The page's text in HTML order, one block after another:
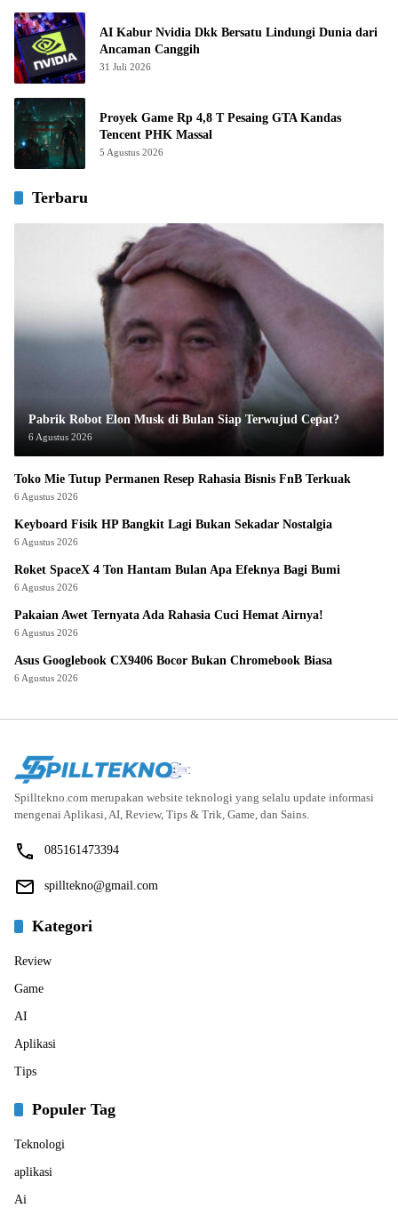
AI Kabur Nvidia Dkk Bersatu Lindungi Dunia dari
Ancaman Canggih
31 Juli 2026
Proyek Game Rp 4,8 T Pesaing GTA Kandas
Tencent PHK Massal
5 Agustus 2026
Terbaru
Pabrik Robot Elon Musk di Bulan Siap Terwujud Cepat?
6 Agustus 2026
Toko Mie Tutup Permanen Resep Rahasia Bisnis FnB Terkuak
6 Agustus 2026
Keyboard Fisik HP Bangkit Lagi Bukan Sekadar Nostalgia
6 Agustus 2026
Roket SpaceX 4 Ton Hantam Bulan Apa Efeknya Bagi Bumi
6 Agustus 2026
Pakaian Awet Ternyata Ada Rahasia Cuci Hemat Airnya!
6 Agustus 2026
Asus Googlebook CX9406 Bocor Bukan Chromebook Biasa
6 Agustus 2026
Spilltekno.com merupakan website teknologi yang selalu update informasi
mengenai Aplikasi, AI, Review, Tips & Trik, Game, dan Sains.
085161473394
spilltekno@gmail.com
Kategori
Review
Game
AI
Aplikasi
Tips
Populer Tag
Teknologi
aplikasi
Ai